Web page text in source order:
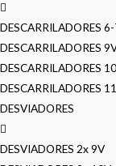
DESCARRILADORES
DESCARRILADORES
DESCARRILADORES
DESCARRILADORES
DESVIADORES
DESVIADORES 2x 9V